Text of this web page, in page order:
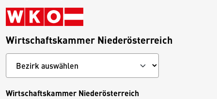
Wirtschaftskammer Niederösterreich
Wirtschaftskammer Niederösterreich